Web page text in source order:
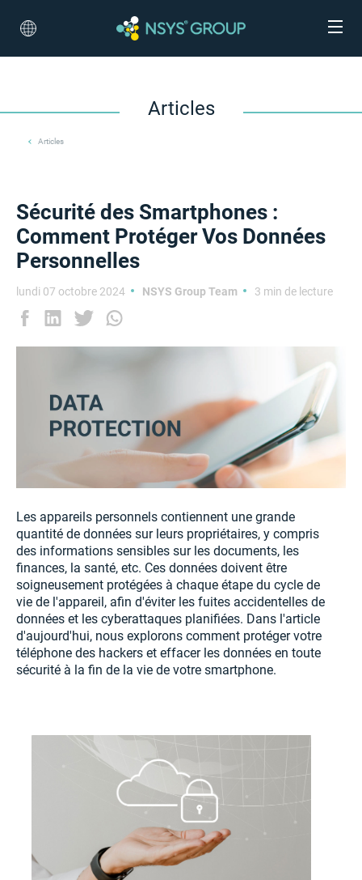
Articles
Articles
Sécurité des Smartphones :
Comment Protéger Vos Données
Personnelles
lundi 07 octobre 2024 NSYS Group Team 3 min de lecture
Les appareils personnels contiennent une grande
quantité de données sur leurs propriétaires, y compris
des informations sensibles sur les documents, les
finances, la santé, etc. Ces données doivent être
soigneusement protégées à chaque étape du cycle de
vie de l'appareil, afin d'éviter les fuites accidentelles de
données et les cyberattaques planifiées. Dans l'article
d'aujourd'hui, nous explorons comment protéger votre
téléphone des hackers et effacer les données en toute
sécurité à la fin de la vie de votre smartphone.